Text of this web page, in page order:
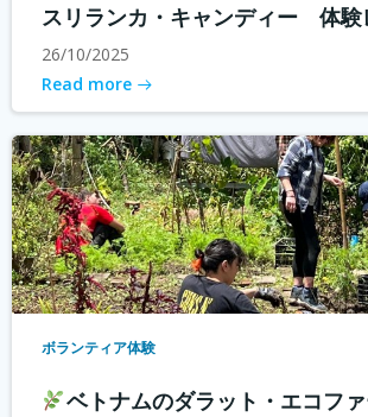
スリランカ・キャンディー 体験
26/10/2025
Read more
ボランティア体験
ベトナムのダラット・エコファ